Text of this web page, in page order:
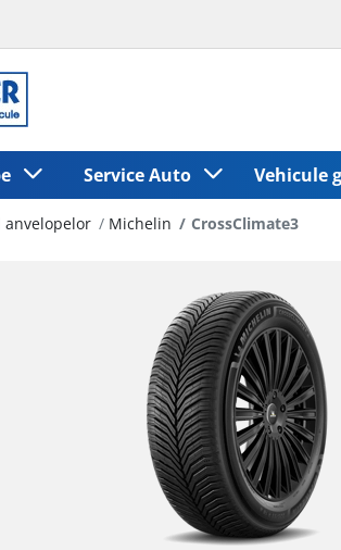
Service Auto Vehicule
Michelin CrossClimate3